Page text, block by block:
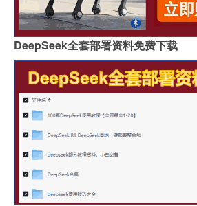
DeepSeek全套部署资料免费下载